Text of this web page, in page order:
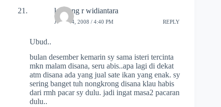
komang r widiantara
JULY 14, 2008 / 4:40 PM REPLY
Ubud..
bulan desember kemarin sy sama isteri tercinta
mkn malam disana, seru abis..apa lagi di dekat
atm disana ada yang jual sate ikan yang enak. sy
sering banget tuh nongkrong disana klau habis
dari rmh pacar sy dulu. jadi ingat masa2 pacaran
dulu..